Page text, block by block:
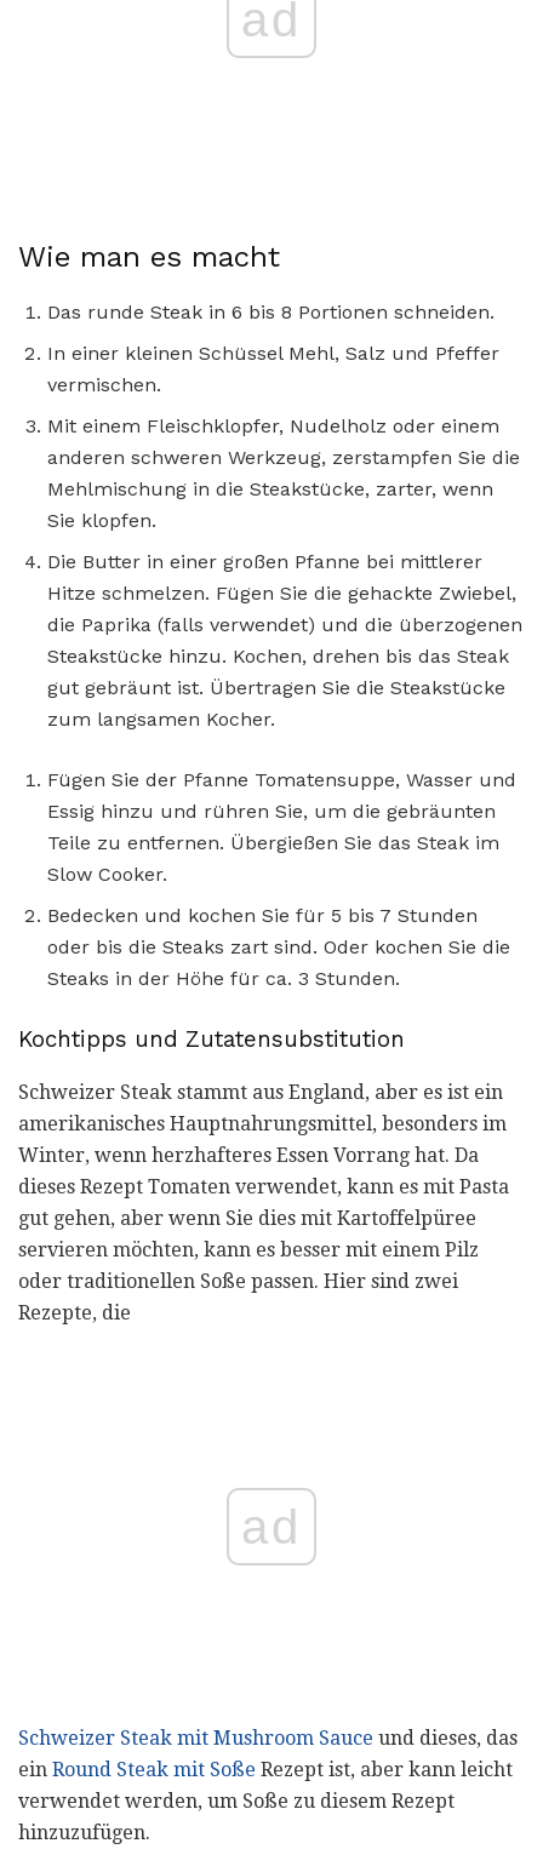
ad
Wie man es macht
Das runde Steak in 6 bis 8 Portionen schneiden.
In einer kleinen Schüssel Mehl, Salz und Pfeffer
vermischen.
Mit einem Fleischklopfer, Nudelholz oder einem
anderen schweren Werkzeug, zerstampfen Sie die
Mehlmischung in die Steakstücke, zarter, wenn
Sie klopfen.
Die Butter in einer großen Pfanne bei mittlerer
Hitze schmelzen. Fügen Sie die gehackte Zwiebel,
die Paprika (falls verwendet) und die überzogenen
Steakstücke hinzu. Kochen, drehen bis das Steak
gut gebräunt ist. Übertragen Sie die Steakstücke
zum langsamen Kocher.
Fügen Sie der Pfanne Tomatensuppe, Wasser und
Essig hinzu und rühren Sie, um die gebräunten
Teile zu entfernen. Übergießen Sie das Steak im
Slow Cooker.
Bedecken und kochen Sie für 5 bis 7 Stunden
oder bis die Steaks zart sind. Oder kochen Sie die
Steaks in der Höhe für ca. 3 Stunden.
Kochtipps und Zutatensubstitution
Schweizer Steak stammt aus England, aber es ist ein
amerikanisches Hauptnahrungsmittel, besonders im
Winter, wenn herzhafteres Essen Vorrang hat. Da
dieses Rezept Tomaten verwendet, kann es mit Pasta
gut gehen, aber wenn Sie dies mit Kartoffelpüree
servieren möchten, kann es besser mit einem Pilz
oder traditionellen Soße passen. Hier sind zwei
Rezepte, die
ad
Schweizer Steak mit Mushroom Sauce und dieses, das
ein Round Steak mit Soße Rezept ist, aber kann leicht
verwendet werden, um Soße zu diesem Rezept
hinzuzufügen.